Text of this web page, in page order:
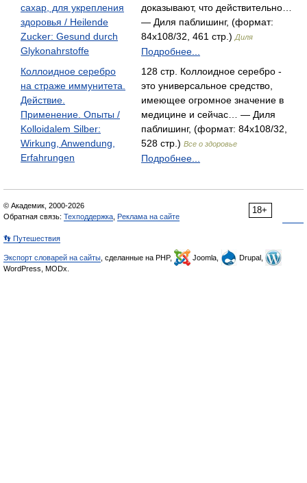
сахар, для укрепления
здоровья / Heilende
Zucker: Gesund durch
Glykonahrstoffe
доказывают, что действительно…
— Диля паблишинг, (формат:
84x108/32, 461 стр.) Диля
Подробнее...
Коллоидное серебро
на страже иммунитета.
Действие.
Применение. Опыты /
Kolloidalem Silber:
Wirkung, Anwendung,
Erfahrungen
128 стр. Коллоидное серебро -
это универсальное средство,
имеющее огромное значение в
медицине и сейчас… — Диля
паблишинг, (формат: 84x108/32,
528 стр.) Все о здоровье
Подробнее...
18+
© Академик, 2000-2026
Обратная связь: Техподдержка Реклама на сайте
👣 Путешествия
Экспорт словарей на сайты , сделанные на PHP, Joomla,
Drupal,
WordPress, MODx.